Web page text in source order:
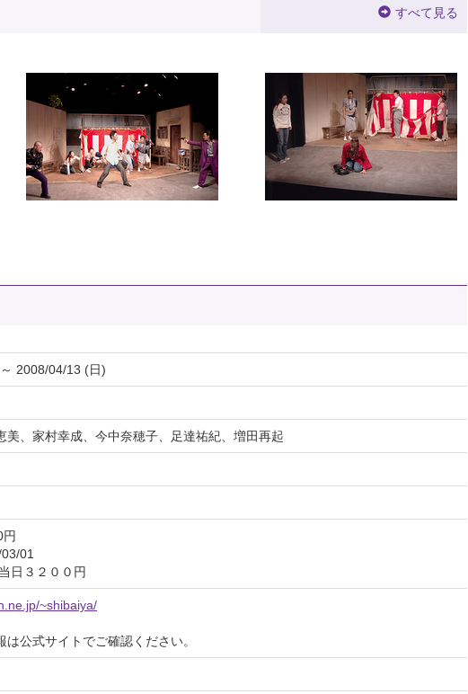
すべて見る
2008/04/13 (日)
美、家村幸成、今中奈穂子、足達祐紀、増田再起
01
日３２００円
~shibaiya/
公式サイトでご確認ください。